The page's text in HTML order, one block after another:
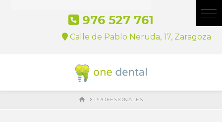
976 527 761
Calle de Pablo Neruda, 17, Zaragoza
HOMEPROFESIONALES